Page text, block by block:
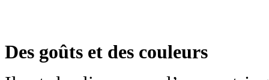
Des goûts et des couleurs